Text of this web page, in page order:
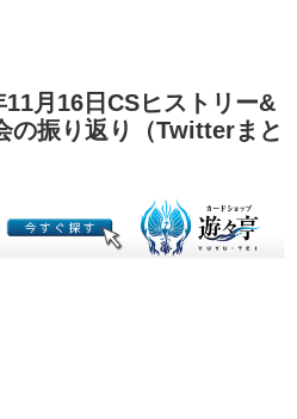
11月16日CSヒストリー&
の振り返り（Twitterまと